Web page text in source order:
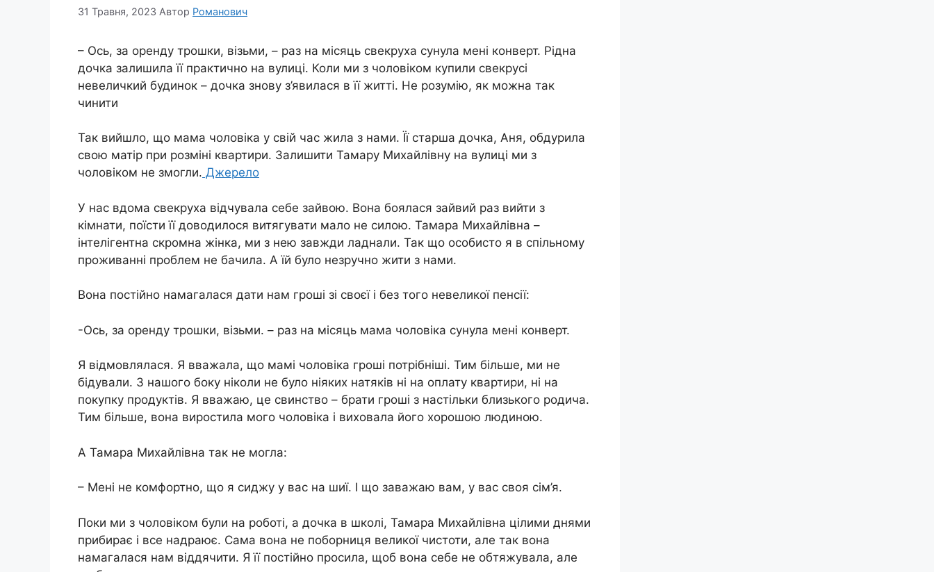
31 Травня, 2023 Автор Романович
– Ось, за оренду трошки, візьми, – раз на місяць свекруха сунула мені конверт. Рідна
дочка залишила її практично на вулиці. Коли ми з чоловіком купили свекрусі
невеличкий будинок – дочка знову з’явилася в її житті. Не розумію, як можна так
чинити
Так вийшло, що мама чоловіка у свій час жила з нами. Її старша дочка, Аня, обдурила
свою матір при розміні квартири. Залишити Тамару Михайлівну на вулиці ми з
чоловіком не змогли. Джерело
У нас вдома свекруха відчувала себе зайвою. Вона боялася зайвий раз вийти з
кімнати, поїсти її доводилося витягувати мало не силою. Тамара Михайлівна –
інтелігентна скромна жінка, ми з нею завжди ладнали. Так що особисто я в спільному
проживанні проблем не бачила. А їй було незручно жити з нами.
Вона постійно намагалася дати нам гроші зі своєї і без того невеликої пенсії:
-Ось, за оренду трошки, візьми. – раз на місяць мама чоловіка сунула мені конверт.
Я відмовлялася. Я вважала, що мамі чоловіка гроші потрібніші. Тим більше, ми не
бідували. З нашого боку ніколи не було ніяких натяків ні на оплату квартири, ні на
покупку продуктів. Я вважаю, це свинство – брати гроші з настільки близького родича.
Тим більше, вона виростила мого чоловіка і виховала його хорошою людиною.
А Тамара Михайлівна так не могла:
– Мені не комфортно, що я сиджу у вас на шиї. І що заважаю вам, у вас своя сім’я.
Поки ми з чоловіком були на роботі, а дочка в школі, Тамара Михайлівна цілими днями
прибирає і все надраює. Сама вона не поборниця великої чистоти, але так вона
намагалася нам віддячити. Я її постійно просила, щоб вона себе не обтяжувала, але